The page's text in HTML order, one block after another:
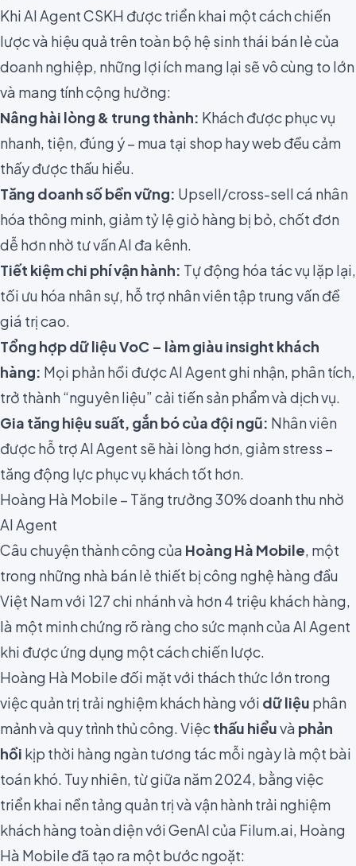
Khi AI Agent CSKH được triển khai một cách chiến
lược và hiệu quả trên toàn bộ hệ sinh thái bán lẻ của
doanh nghiệp, những lợi ích mang lại sẽ vô cùng to lớn
và mang tính cộng hưởng:
Nâng hài lòng & trung thành: Khách được phục vụ
nhanh, tiện, đúng ý – mua tại shop hay web đều cảm
thấy được thấu hiểu.
Tăng doanh số bền vững: Upsell/cross-sell cá nhân
hóa thông minh, giảm tỷ lệ giỏ hàng bị bỏ, chốt đơn
dễ hơn nhờ tư vấn AI đa kênh.
Tiết kiệm chi phí vận hành: Tự động hóa tác vụ lặp lại,
tối ưu hóa nhân sự, hỗ trợ nhân viên tập trung vấn đề
giá trị cao.
Tổng hợp dữ liệu VoC – làm giàu insight khách
hàng: Mọi phản hồi được AI Agent ghi nhận, phân tích,
trở thành “nguyên liệu” cải tiến sản phẩm và dịch vụ.
Gia tăng hiệu suất, gắn bó của đội ngũ: Nhân viên
được hỗ trợ AI Agent sẽ hài lòng hơn, giảm stress –
tăng động lực phục vụ khách tốt hơn.
Hoàng Hà Mobile – Tăng trưởng 30% doanh thu nhờ
AI Agent
Câu chuyện thành công của Hoàng Hà Mobile, một
trong những nhà bán lẻ thiết bị công nghệ hàng đầu
Việt Nam với 127 chi nhánh và hơn 4 triệu khách hàng,
là một minh chứng rõ ràng cho sức mạnh của AI Agent
khi được ứng dụng một cách chiến lược.
Hoàng Hà Mobile đối mặt với thách thức lớn trong
việc quản trị trải nghiệm khách hàng với dữ liệu phân
mảnh và quy trình thủ công. Việcthấu hiểuvà phản
hồi kịp thời hàng ngàn tương tác mỗi ngày là một bài
toán khó. Tuy nhiên, từ giữa năm 2024, bằng việc
triển khai nền tảng quản trị và vận hành trải nghiệm
khách hàng toàn diện với GenAI của Filum.ai, Hoàng
Hà Mobile đã tạo ra một bước ngoặt: